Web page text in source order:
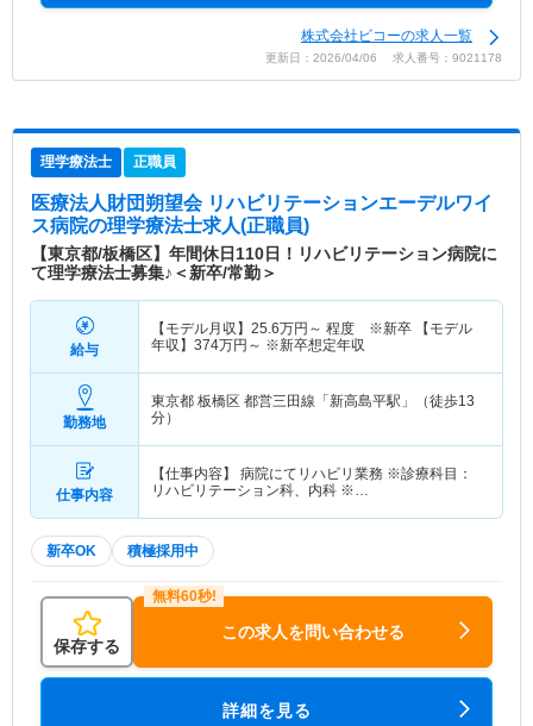
株式会社ビコーの求人一覧
更新日：2026/04/06 求人番号：9021178
理学療法士 正職員
医療法人財団朔望会 リハビリテーションエーデルワイ
ス病院の理学療法士求人(正職員)
【東京都/板橋区】年間休日110日！リハビリテーション病院に
て理学療法士募集♪＜新卒/常勤＞
給与
【モデル月収】 25.6万円～ 程度 ※新卒 【モデル
年収】 374万円～ ※新卒想定年収
勤務地
東京都 板橋区 都営三田線「新高島平駅」（徒歩13
分）
仕事内容
【仕事内容】 病院にてリハビリ業務 ※診療科目：
リハビリテーション科、内科 ※…
新卒OK 積極採用中
保存する
この求人を問い合わせる
詳細を見る